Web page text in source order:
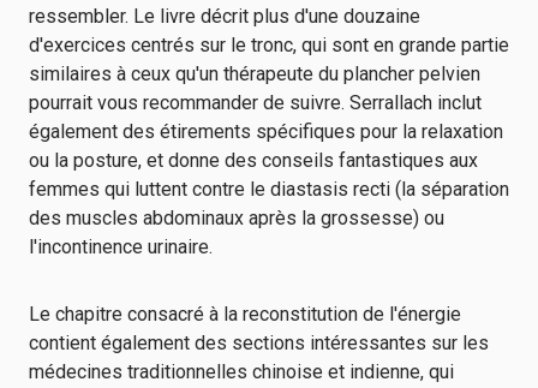
ressembler. Le livre décrit plus d'une douzaine
d'exercices centrés sur le tronc, qui sont en grande partie
similaires à ceux qu'un thérapeute du plancher pelvien
pourrait vous recommander de suivre. Serrallach inclut
également des étirements spécifiques pour la relaxation
ou la posture, et donne des conseils fantastiques aux
femmes qui luttent contre le diastasis recti (la séparation
des muscles abdominaux après la grossesse) ou
l'incontinence urinaire.
Le chapitre consacré à la reconstitution de l'énergie
contient également des sections intéressantes sur les
médecines traditionnelles chinoise et indienne, qui